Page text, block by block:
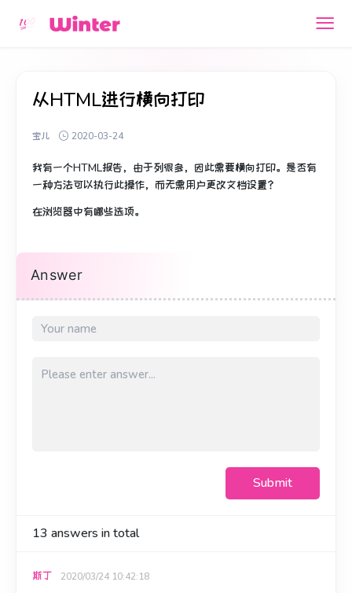
从HTML进行横向打印
宝儿 2020-03-24
我有一个HTML报告，由于列很多，因此需要横向打印。 是否有
一种方法可以执行此操作，而无需用户更改文档设置？
在浏览器中有哪些选项。
Answer
Submit
13 answers in total
斯丁 2020/03/24 10:42:18